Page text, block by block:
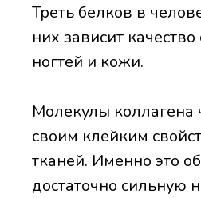
Треть белков в
них зависит
ногтей и кожи.
Молекулы коллагена
своим клейким
тканей. Именно это
достаточно сильную